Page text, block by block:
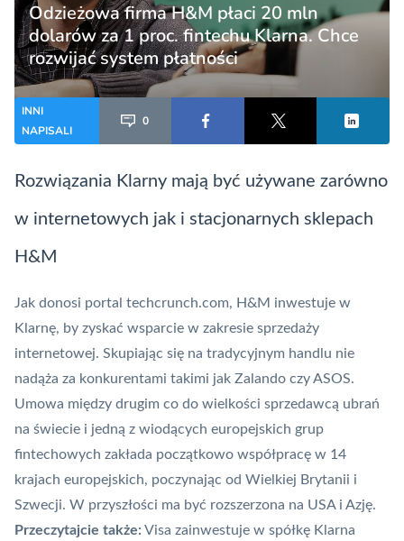
Odzieżowa firma H&M płaci 20 mln
dolarów za 1 proc. fintechu Klarna. Chce
rozwijać system płatności
INNI
NAPISALI
0
Rozwiązania Klarny mają być używane zarówno
w internetowych jak i stacjonarnych sklepach
H&M
Jak donosi portal techcrunch.com, H&M inwestuje w
Klarnę, by zyskać wsparcie w zakresie sprzedaży
internetowej. Skupiając się na tradycyjnym handlu nie
nadąża za konkurentami takimi jak Zalando czy ASOS.
Umowa między drugim co do wielkości sprzedawcą ubrań
na świecie i jedną z wiodących europejskich grup
fintechowych zakłada początkowo współpracę w 14
krajach europejskich, poczynając od Wielkiej Brytanii i
Szwecji. W przyszłości ma być rozszerzona na USA i Azję.
Przeczytajcie także: Visa zainwestuje w spółkę Klarna